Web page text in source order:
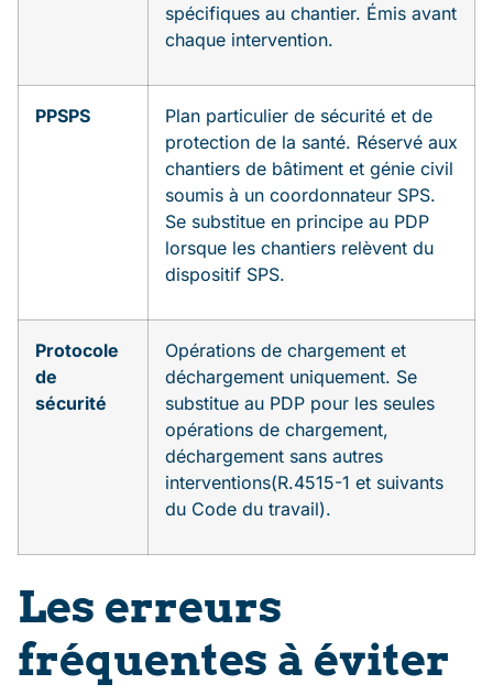
spécifiques au chantier. Émis avant
chaque intervention.
PPSPS
Plan particulier de sécurité et de
protection de la santé. Réservé aux
chantiers de bâtiment et génie civil
soumis à un coordonnateur SPS.
Se substitue en principe au PDP
lorsque les chantiers relèvent du
dispositif SPS.
Protocole
de
sécurité
Opérations de chargement et
déchargement uniquement. Se
substitue au PDP pour les seules
opérations de chargement,
déchargement sans autres
interventions(R.4515-1 et suivants
du Code du travail).
Les erreurs
fréquentes à éviter